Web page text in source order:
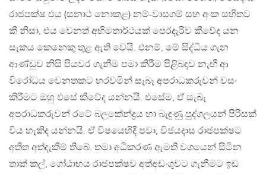
රාජපක්ෂ එය (සනාථ නොකළ) නම්-වාසගම් සහ අංක සහිතව
කී නිසා, එය වෙනත් අභිමතාර්ථයක් පෙරදැරිව කීවේද යන
සැකය කෙනෙකු තුළ ඇති වෙයි. එනම්, මේ සිද්ධිය ගැන
ආණ්ඩුව නිසි පියවර ගැනීම පමා කිරීම පිළිබඳව නැඟී ආ
විරෝධය වෙනතකට හරවමින් සැබෑ අපරාධකරුවන් වසං
කිරීමට ඔහු එසේ කීවේද යන්නයි. එසේම, ඒ සැබෑ
අපරාධකරුවන් රටේ බලකේන්ද්‍රය හා බැඳුණු පුද්ගලයන් පිරිසක්
විය හැකිද යන්නයි. ඒ විෂයෙහිදී පවා, විජයදාස රාජපක්ෂට
අතීත අත්දැකීම් තිබේ. තමා අධිකරණ ඇමති වශයෙන් සිටින
තාක් කල්, ගෝඨාභය රාජපක්ෂව අත්අඩංගුවට ගැනීමට ඉඩ